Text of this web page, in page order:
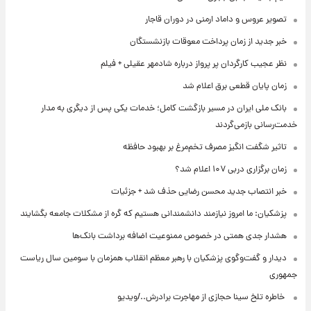
تصویر عروس و داماد ارمنی در دوران قاجار
خبر جدید از زمان پرداخت معوقات بازنشستگان
نظر عجیب کارگردان پر پرواز درباره شادمهر عقیلی + فیلم
زمان پایان قطعی برق اعلام شد
بانک ملی ایران در مسیر بازگشت کامل؛ خدمات یکی پس از دیگری به مدار
خدمت‌رسانی بازمی‌گردند
تاثیر شگفت انگیز مصرف تخم‌مرغ بر بهبود حافظه
زمان برگزاری دربی ۱۰۷ اعلام شد؟
خبر انتصاب جدید محسن رضایی حذف شد + جزئیات
پزشکیان: ما امروز نیازمند دانشمندانی هستیم که گره از مشکلات جامعه بگشایند
هشدار جدی همتی در خصوص ممنوعیت اضافه ‌برداشت بانک‌ها
دیدار و گفت‌وگوی پزشکیان با رهبر معظم انقلاب همزمان با سومین سال ریاست
جمهوری
⁨ خاطره تلخ سینا حجازی از مهاجرت برادرش../ویدیو